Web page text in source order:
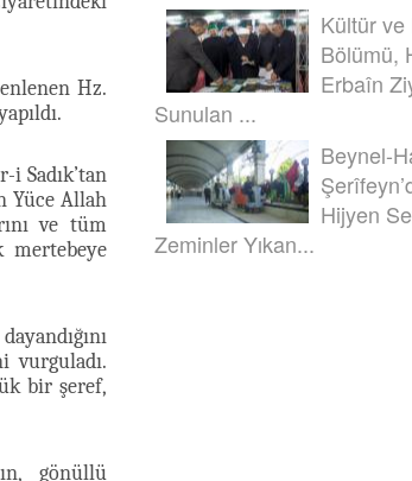
Hz.
Sadık’tan
Yüce Allah
ve tüm
mertebeye
vurguladı.
bir şeref,
gönüllü
Kültür
Bölümü,
Erbaîn
Sunulan ...
Beynel-
Hijyen
Zeminler Yıkan...